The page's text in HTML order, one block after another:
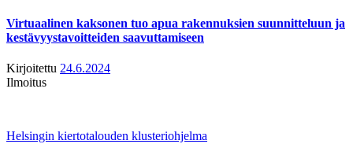
Virtuaalinen kaksonen tuo apua rakennuksien suunnitteluun ja
kestävyystavoitteiden saavuttamiseen
Kirjoitettu 24.6.2024
Ilmoitus
Helsingin kiertotalouden klusteriohjelma